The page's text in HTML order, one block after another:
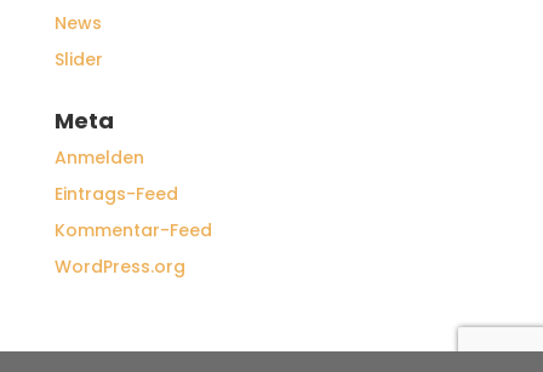
News
Slider
Meta
Anmelden
Eintrags-Feed
Kommentar-Feed
WordPress.org